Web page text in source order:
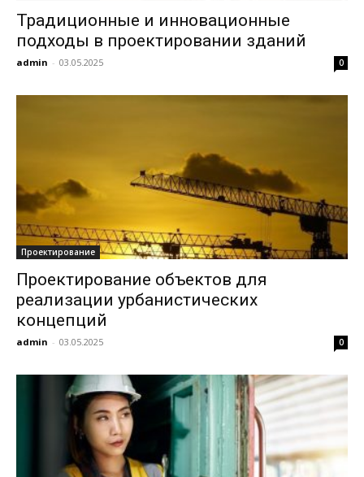
Традиционные и инновационные
подходы в проектировании зданий
admin - 03.05.2025 0
Проектирование
Проектирование объектов для
реализации урбанистических
концепций
admin - 03.05.2025 0